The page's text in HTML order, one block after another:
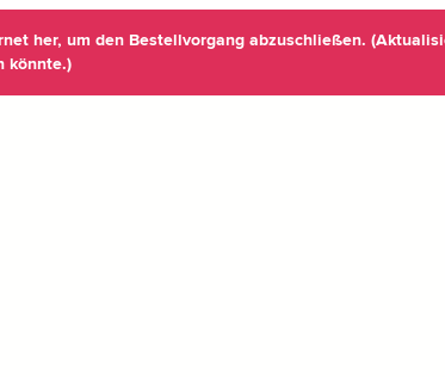
her, um den Bestellvorgang abzuschließen.
könnte.)